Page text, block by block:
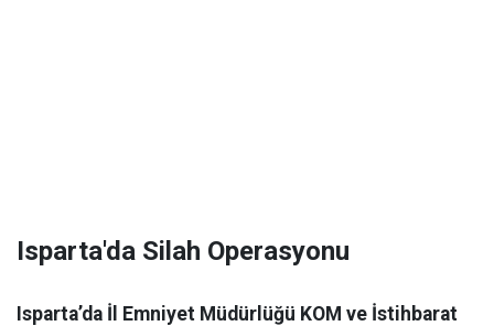
Isparta'da Silah Operasyonu
Isparta’da İl Emniyet Müdürlüğü KOM ve İstihbarat